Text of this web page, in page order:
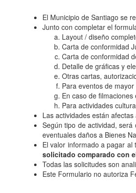
El Municipio de Santiago se
Junto con completar el
Layout / diseño
Carta de conformidad
Carta de conformidad
Detalle de gráficas y
Otras cartas,
Para eventos de
En caso de
Para actividades
Las actividades están
Según tipo de actividad,
eventuales daños a Bienes
El valor informado a pagar
solicitado comparado con
Todas las solicitudes son
Este Formulario no autoriza